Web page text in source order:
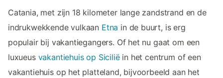
Catania, met zijn 18 kilometer lange zandstrand en de
indrukwekkende vulkaan Etna in de buurt, is erg
populair bij vakantiegangers. Of het nu gaat om een
luxueus vakantiehuis op Siciliëin het centrum of een
vakantiehuis op het platteland, bijvoorbeeld aan het